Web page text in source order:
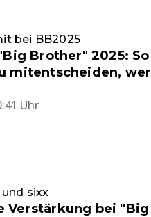
bei BB2025
Brother" 2025: So
mitentscheiden, wer
Uhr
sixx
Verstärkung bei "Big